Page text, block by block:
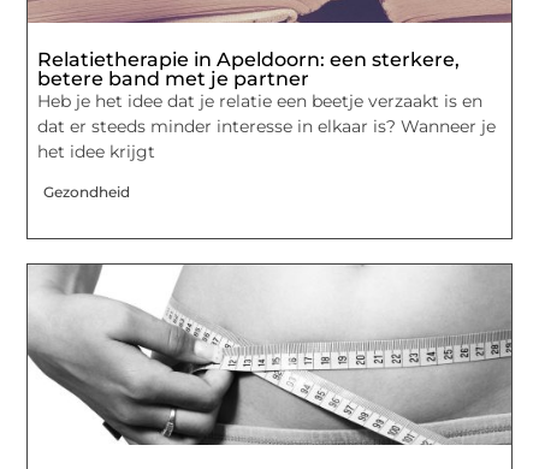
Relatietherapie in Apeldoorn: een sterkere,
betere band met je partner
Heb je het idee dat je relatie een beetje verzaakt is en
dat er steeds minder interesse in elkaar is? Wanneer je
het idee krijgt
Gezondheid